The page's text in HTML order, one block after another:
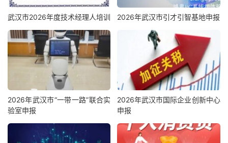
武汉市2026年度技术经理人培训 2026年武汉市引才引智基地申报
2026年武汉市“一带一路”联合实
验室申报
2026年武汉市国际企业创新中心
申报